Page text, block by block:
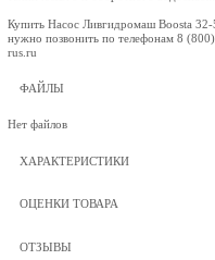
Купить Насос Ливгидромаш Boosta
нужно позвонить по телефонам 8
rus.ru
ФАЙЛЫ
Нет файлов
ХАРАКТЕРИСТИКИ
ОЦЕНКИ ТОВАРА
ОТЗЫВЫ